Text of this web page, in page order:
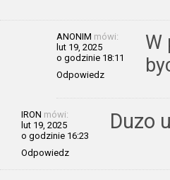
ANONIM mówi:
lut 19, 2025
o godzinie 18:11
Odpowiedz
W
IRON mówi:
lut 19, 2025
o godzinie 16:23
Odpowiedz
Duzo